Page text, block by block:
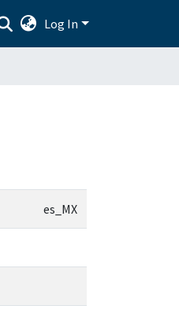
Log In
es_MX